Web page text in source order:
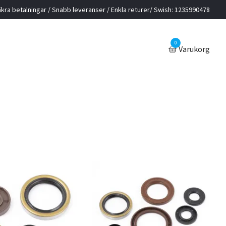
betalningar / Snabb leveranser / Enkla returer/ Swish: 1235990478
0
Varukorg